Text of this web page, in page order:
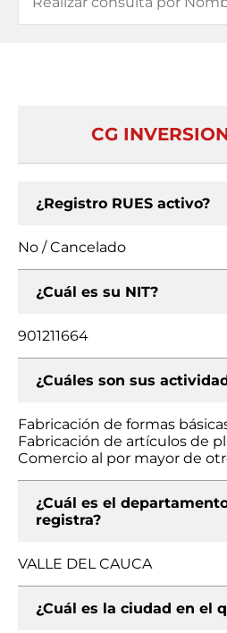
CG
¿Registro RUES activo?
No / Cancelado
¿Cuál es su NIT?
901211664
¿Cuáles son sus
Fabricación de formas
Fabricación de artículos de
Comercio al por mayor de
¿Cuál es el
registra?
VALLE DEL CAUCA
¿Cuál es la ciudad en el